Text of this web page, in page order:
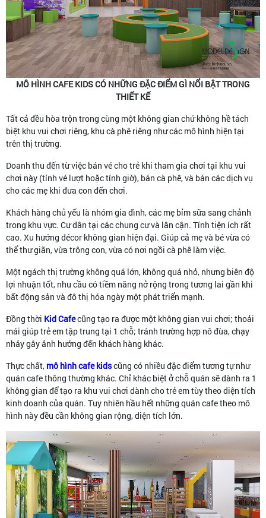
MÔ HÌNH CAFE KIDS CÓ NHỮNG ĐẶC ĐIỂM GÌ NỔI BẬT TRONG
THIẾT KẾ
Tất cả đều hòa trộn trong cùng một không gian chứ không hề tách
biệt khu vui chơi riêng, khu cà phê riêng như các mô hình hiện tại
trên thị trường.
Doanh thu đến từ việc bán vé cho trẻ khi tham gia chơi tại khu vui
chơi này (tính vé lượt hoặc tính giờ), bán cà phê, và bán các dịch vụ
cho các mẹ khi đưa con đến chơi.
Khách hàng chủ yếu là nhóm gia đình, các mẹ bỉm sữa sang chảnh
trong khu vực. Cư dân tại các chung cư và lân cận. Tính tiện ích rất
cao. Xu hướng décor không gian hiện đại. Giúp cả mẹ và bé vừa có
thể thư giãn, vừa trông con, vừa có nơi ngồi cà phê làm việc.
Một ngách thị trường không quá lớn, không quá nhỏ, nhưng biên độ
lợi nhuận tốt, nhu cầu có tiềm năng nở rộng trong tương lai gần khi
bất động sản và đô thị hóa ngày một phát triển mạnh.
Đồng thời Kid Cafecũng tạo ra được một không gian vui chơi; thoải
mái giúp trẻ em tập trung tại 1 chỗ; tránh trường hợp nô đùa, chạy
nhảy gây ảnh hưởng đến khách hàng khác.
Thực chất, mô hình cafe kidscũng có nhiều đặc điểm tương tự như
quán cafe thông thường khác. Chỉ khác biệt ở chỗ quán sẽ dành ra 1
không gian để tạo ra khu vui chơi dành cho trẻ em tùy theo diện tích
kinh doanh của quán. Tuy nhiên hầu hết những quán cafe theo mô
hình này đều cần không gian rộng, diện tích lớn.